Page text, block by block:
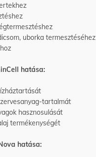
uborka termesztéséhez
hatása:
tartalmát
hasznosulását
termékenységét
hatása: